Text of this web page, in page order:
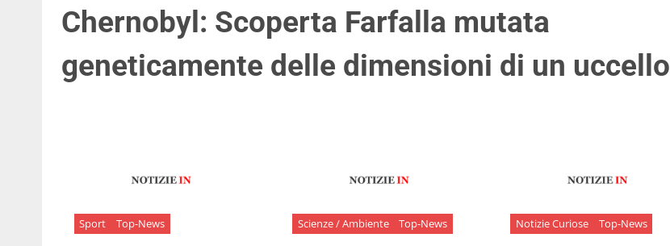
Chernobyl: Scoperta Farfalla mutata
geneticamente delle dimensioni di un uccello
Sport Top-News Scienze / Ambiente Top-News Notizie Curiose Top-News